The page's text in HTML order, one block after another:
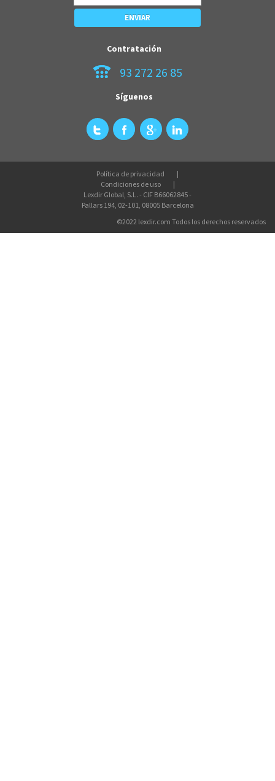
Contratación
93 272 26 85
Síguenos
Política de privacidad
Condiciones de uso
Lexdir Global, S.L. - CIF B66062845 -
Pallars 194, 02-101, 08005 Barcelona
©2022 lexdir.com Todos los derechos reservados